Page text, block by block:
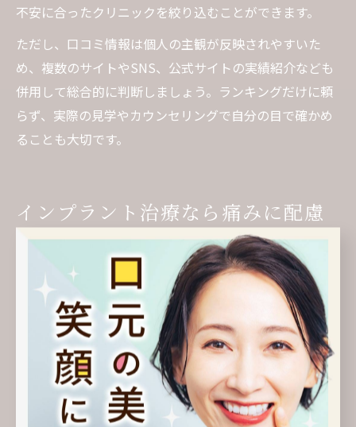
不安に合ったクリニックを絞り込むことができます。
ただし、口コミ情報は個人の主観が反映されやすいた
め、複数のサイトやSNS、公式サイトの実績紹介なども
併用して総合的に判断しましょう。ランキングだけに頼
らず、実際の見学やカウンセリングで自分の目で確かめ
ることも大切です。
インプラント治療なら痛みに配慮
した歯医者へ
痛みが少ない歯医者のインプラント治療とは
インプラント治療において「痛みが少ない」ことは、患
者にとって大きな安心材料です。大阪府大阪市中央区北
浜エリアの歯医者では、最新の麻酔技術や術前診断の徹
底によって、治療時の痛みや不安を最小限に抑える取り